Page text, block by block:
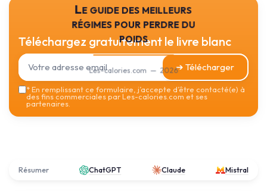
Le guide des meilleurs
régimes pour perdre du
poids
Les-calories.com — 2026
Téléchargez gratuitement le livre blanc
➔ Télécharger
*En remplissant ce formulaire, j’accepte d’être contacté(e) à
des fins commerciales par Les-calories.com et ses
partenaires.
Résumer ChatGPT Claude Mistral